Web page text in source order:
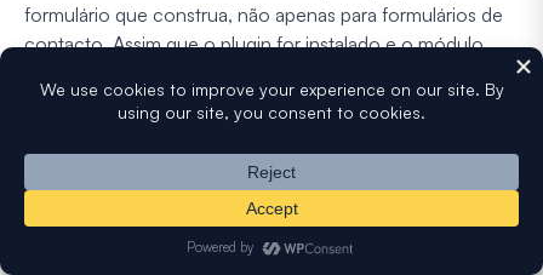
formulário que construa, não apenas para formulários de
contacto. Assim que o plugin for instalado e o módulo
formulário mais populares que os utilizadores do Divi
tendem a configurar.
Formulários de pagamento e de encomenda
aceitar pagamentos com Stripe, PayPal Commerce